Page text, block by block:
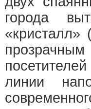
города
«кристалл»
линии